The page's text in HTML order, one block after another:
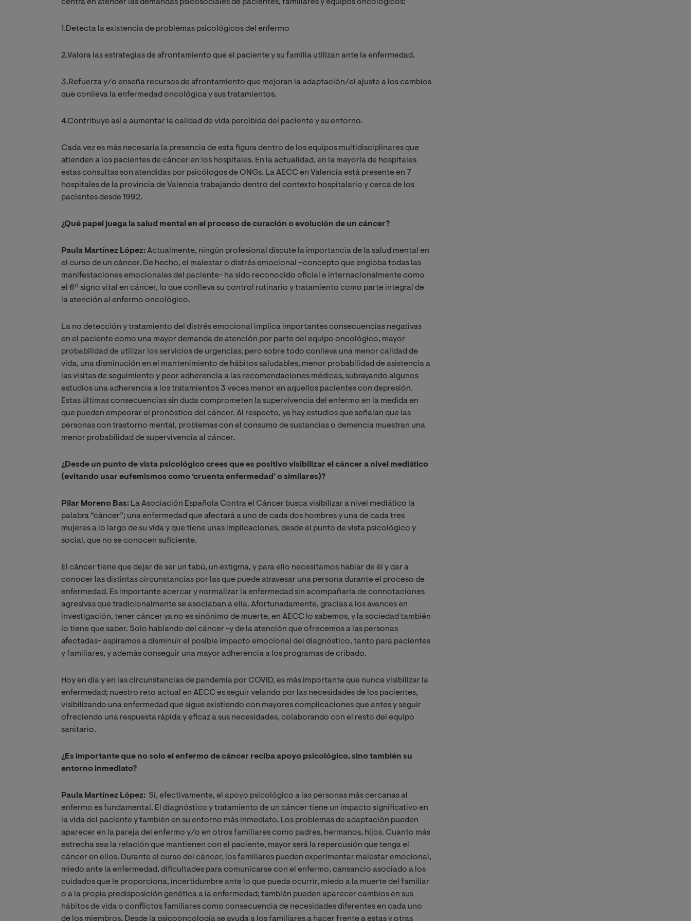
centra en atender las demandas psicosociales de pacientes, familiares y equipos oncológicos:
1.Detecta la existencia de problemas psicológicos del enfermo
2.Valora las estrategias de afrontamiento que el paciente y su familia utilizan ante la enfermedad.
3.Refuerza y/o enseña recursos de afrontamiento que mejoran la adaptación/el ajuste a los cambios
que conlleva la enfermedad oncológica y sus tratamientos.
4.Contribuye así a aumentar la calidad de vida percibida del paciente y su entorno.
Cada vez es más necesaria la presencia de esta figura dentro de los equipos multidisciplinares que
atienden a los pacientes de cáncer en los hospitales. En la actualidad, en la mayoría de hospitales
estas consultas son atendidas por psicólogos de ONGs. La AECC en Valencia está presente en 7
hospitales de la provincia de Valencia trabajando dentro del contexto hospitalario y cerca de los
pacientes desde 1992.
¿Qué papel juega la salud mental en el proceso de curación o evolución de un cáncer?
Paula Martínez López:Actualmente, ningún profesional discute la importancia de la salud mental en
el curso de un cáncer. De hecho, el malestar o distrés emocional –concepto que engloba todas las
manifestaciones emocionales del paciente- ha sido reconocido oficial e internacionalmente como
el 6º signo vital en cáncer, lo que conlleva su control rutinario y tratamiento como parte integral de
la atención al enfermo oncológico.
La no detección y tratamiento del distrés emocional implica importantes consecuencias negativas
en el paciente como una mayor demanda de atención por parte del equipo oncológico, mayor
probabilidad de utilizar los servicios de urgencias, pero sobre todo conlleva una menor calidad de
vida, una disminución en el mantenimiento de hábitos saludables, menor probabilidad de asistencia a
las visitas de seguimiento y peor adherencia a las recomendaciones médicas, subrayando algunos
estudios una adherencia a los tratamientos 3 veces menor en aquellos pacientes con depresión.
Estas últimas consecuencias sin duda comprometen la supervivencia del enfermo en la medida en
que pueden empeorar el pronóstico del cáncer. Al respecto, ya hay estudios que señalan que las
personas con trastorno mental, problemas con el consumo de sustancias o demencia muestran una
menor probabilidad de supervivencia al cáncer.
¿Desde un punto de vista psicológico crees que es positivo visibilizar el cáncer a nivel mediático
(evitando usar eufemismos como ‘cruenta enfermedad’ o similares)?
Pilar Moreno Bas: La Asociación Española Contra el Cáncer busca visibilizar a nivel mediático la
palabra “cáncer”; una enfermedad que afectará a uno de cada dos hombres y una de cada tres
mujeres a lo largo de su vida y que tiene unas implicaciones, desde el punto de vista psicológico y
social, que no se conocen suficiente.
El cáncer tiene que dejar de ser un tabú, un estigma, y para ello necesitamos hablar de él y dar a
conocer las distintas circunstancias por las que puede atravesar una persona durante el proceso de
enfermedad. Es importante acercar y normalizar la enfermedad sin acompañarla de connotaciones
agresivas que tradicionalmente se asociaban a ella. Afortunadamente, gracias a los avances en
investigación, tener cáncer ya no es sinónimo de muerte, en AECC lo sabemos, y la sociedad también
lo tiene que saber. Solo hablando del cáncer -y de la atención que ofrecemos a las personas
afectadas- aspiramos a disminuir el posible impacto emocional del diagnóstico, tanto para pacientes
y familiares, y además conseguir una mayor adherencia a los programas de cribado.
Hoy en día y en las circunstancias de pandemia por COVID, es más importante que nunca visibilizar la
enfermedad; nuestro reto actual en AECC es seguir velando por las necesidades de los pacientes,
visibilizando una enfermedad que sigue existiendo con mayores complicaciones que antes y seguir
ofreciendo una respuesta rápida y eficaz a sus necesidades, colaborando con el resto del equipo
sanitario.
¿Es importante que no solo el enfermo de cáncer reciba apoyo psicológico, sino también su
entorno inmediato?
Paula Martínez López: Sí, efectivamente, el apoyo psicológico a las personas más cercanas al
enfermo es fundamental. El diagnóstico y tratamiento de un cáncer tiene un impacto significativo en
la vida del paciente y también en su entorno más inmediato. Los problemas de adaptación pueden
aparecer en la pareja del enfermo y/o en otros familiares como padres, hermanos, hijos. Cuanto más
estrecha sea la relación que mantienen con el paciente, mayor será la repercusión que tenga el
cáncer en ellos. Durante el curso del cáncer, los familiares pueden experimentar malestar emocional,
miedo ante la enfermedad, dificultades para comunicarse con el enfermo, cansancio asociado a los
cuidados que le proporciona, incertidumbre ante lo que pueda ocurrir, miedo a la muerte del familiar
o a la propia predisposición genética a la enfermedad; también pueden aparecer cambios en sus
hábitos de vida o conflictos familiares como consecuencia de necesidades diferentes en cada uno
de los miembros. Desde la psicooncología se ayuda a los familiares a hacer frente a estas y otras